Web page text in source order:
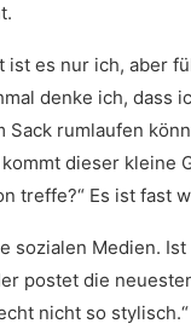
ist es nur ich, aber
denke ich, dass
Sack rumlaufen
dieser kleine
treffe?“ Es ist fast
sozialen Medien.
postet die
nicht so